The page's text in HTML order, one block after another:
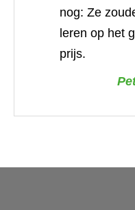
nog: Ze
leren op het
prijs.